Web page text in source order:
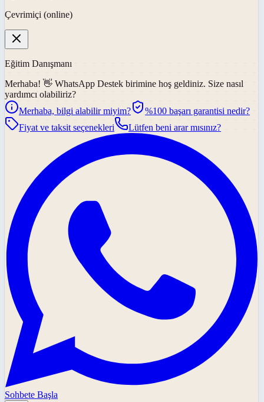
Çevrimiçi (online)
Eğitim Danışmanı
Merhaba! 👋 WhatsApp Destek birimine hoş geldiniz. Size nasıl
yardımcı olabiliriz?
Merhaba, bilgi alabilir miyim?
%100 başarı garantisi nedir?
Fiyat ve taksit seçenekleri
Lütfen beni arar mısınız?
Sohbete Başla